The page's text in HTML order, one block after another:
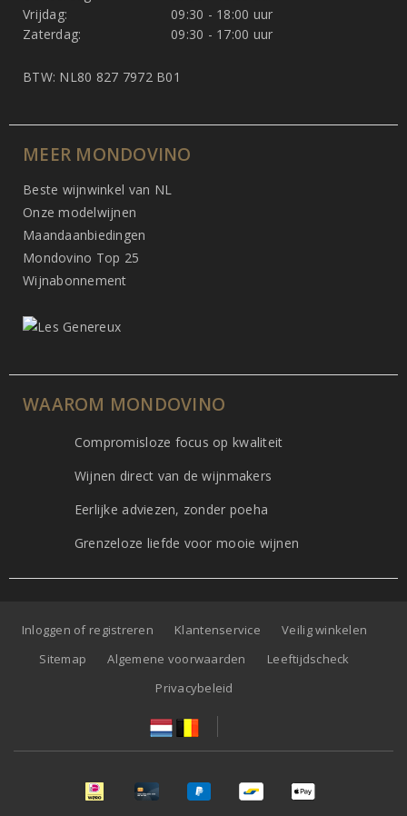
Vrijdag:
09:30 - 18:00 uur
Zaterdag:
09:30 - 17:00 uur
BTW: NL80 827 7972 B01
MEER MONDOVINO
Beste wijnwinkel van NL
Onze modelwijnen
Maandaanbiedingen
Mondovino Top 25
Wijnabonnement
WAAROM MONDOVINO
Compromisloze focus op kwaliteit
Wijnen direct van de wijnmakers
Eerlijke adviezen, zonder poeha
Grenzeloze liefde voor mooie wijnen
Inloggen of registreren Klantenservice
Veilig winkelen
Sitemap
Algemene voorwaarden
Leeftijdscheck
Privacybeleid